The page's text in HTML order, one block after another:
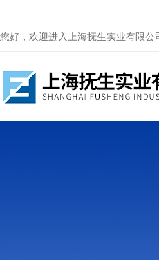
您好，欢迎进入上海抚生实业有限公